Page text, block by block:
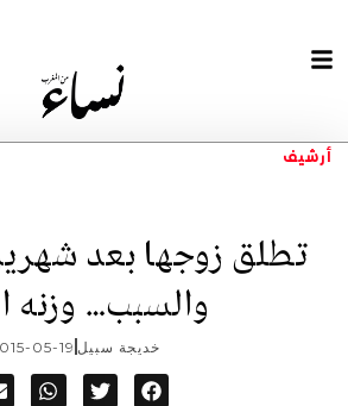
أرشيف
تطلق زوجها بعد
والسبب… وزنه
خديجة سبيل 05-19